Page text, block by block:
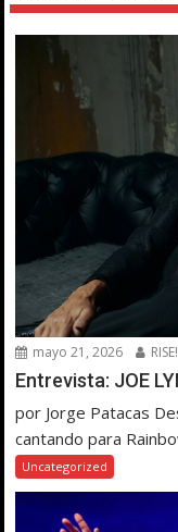
mayo 21, 2026 RISE!
Entrevista: JOE
por Jorge Patacas
cantando para
Uncategorized